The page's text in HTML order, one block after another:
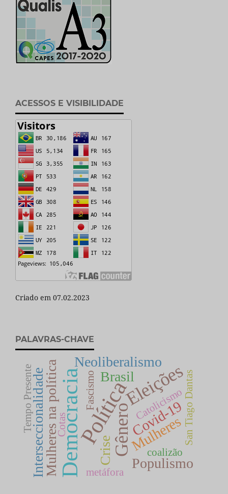
ACESSOS E VISIBILIDADE
Criado em 07.02.2023
PALAVRAS-CHAVE
DemocraciaPolíticaEleições
Gênero
Mulheres na política
Interseccionalidade Mulheres
Crise
Brasil
Covid-19
Populismo
Neoliberalismo
Catolicismo
metáfora
Fascismo San Tiago Dantas
coalizão
Cotas
Tempo Presente